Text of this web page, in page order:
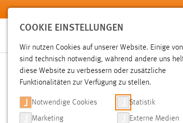
Zum Hauptinhalt springen
SUCHE
COOKIE EINSTELLUNGEN
Wir nutzen Cookies auf unserer Website. Einige
sind technisch notwendig, während andere uns
diese Website zu verbessern oder zusätzliche
Funktionalitäten zur Verfügung zu stellen.
Notwendige Cookies Statistik
Marketing Externe Medien